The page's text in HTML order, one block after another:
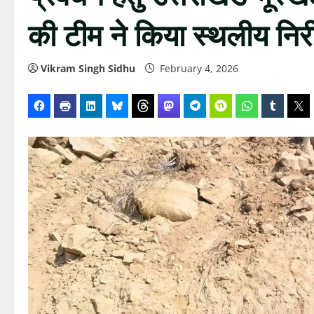
की टीम ने किया स्थलीय
Vikram Singh Sidhu February 4, 2026